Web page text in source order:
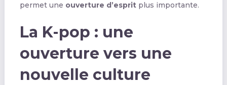
permet une ouverture d’espritplus importante.
La K-pop : une
ouverture vers une
nouvelle culture